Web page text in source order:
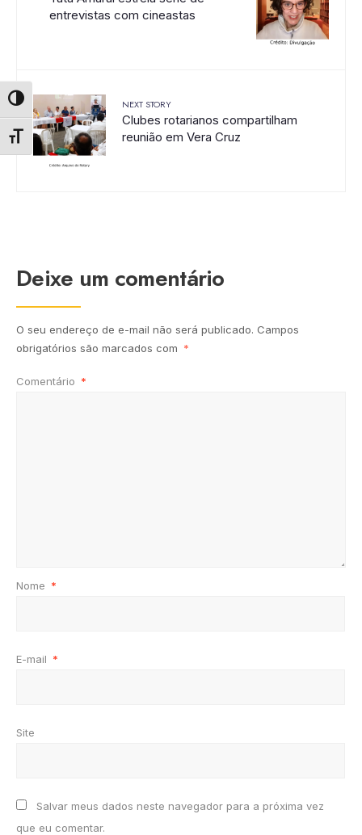
Alternar alto contraste
Alternar tamanho da fonte
entrevistas com cineastas
NEXT STORY
Clubes rotarianos compartilham
reunião em Vera Cruz
Deixe um comentário
O seu endereço de e-mail não será publicado. Campos
obrigatórios são marcados com *
Comentário *
Nome *
E-mail *
Site
Salvar meus dados neste navegador para a próxima vez
que eu comentar.